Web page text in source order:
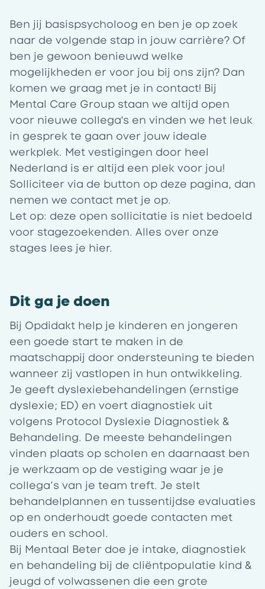
Ben jij basispsycholoog en ben je op zoek
naar de volgende stap in jouw carrière? Of
ben je gewoon benieuwd welke
mogelijkheden er voor jou bij ons zijn? Dan
komen we graag met je in contact! Bij
Mental Care Group staan we altijd open
voor nieuwe collega's en vinden we het leuk
in gesprek te gaan over jouw ideale
werkplek. Met vestigingen door heel
Nederland is er altijd een plek voor jou!
Solliciteer via de button op deze pagina, dan
nemen we contact met je op.
Let op: deze open sollicitatie is niet bedoeld
voor stagezoekenden. Alles over onze
stages lees je hier.
Dit ga je doen
Bij Opdidakt help je kinderen en jongeren
een goede start te maken in de
maatschappij door ondersteuning te bieden
wanneer zij vastlopen in hun ontwikkeling.
Je geeft dyslexiebehandelingen (ernstige
dyslexie; ED) en voert diagnostiek uit
volgens Protocol Dyslexie Diagnostiek &
Behandeling. De meeste behandelingen
vinden plaats op scholen en daarnaast ben
je werkzaam op de vestiging waar je je
collega’s van je team treft. Je stelt
behandelplannen en tussentijdse evaluaties
op en onderhoudt goede contacten met
ouders en school.
Bij Mentaal Beter doe je intake, diagnostiek
en behandeling bij de cliëntpopulatie kind &
jeugd of volwassenen die een grote